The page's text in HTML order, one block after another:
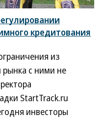
кредитования
из
рынка с ними не
StartTrack.ru
инвесторы